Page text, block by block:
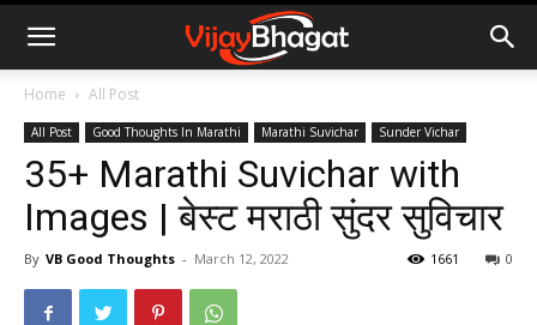
Home All Post
All Post Good Thoughts In Marathi Marathi Suvichar Sunder Vichar
35+ Marathi Suvichar with
Images | बेस्ट मराठी सुंदर सुविचार
By VB Good Thoughts - March 12, 2022 0
1661